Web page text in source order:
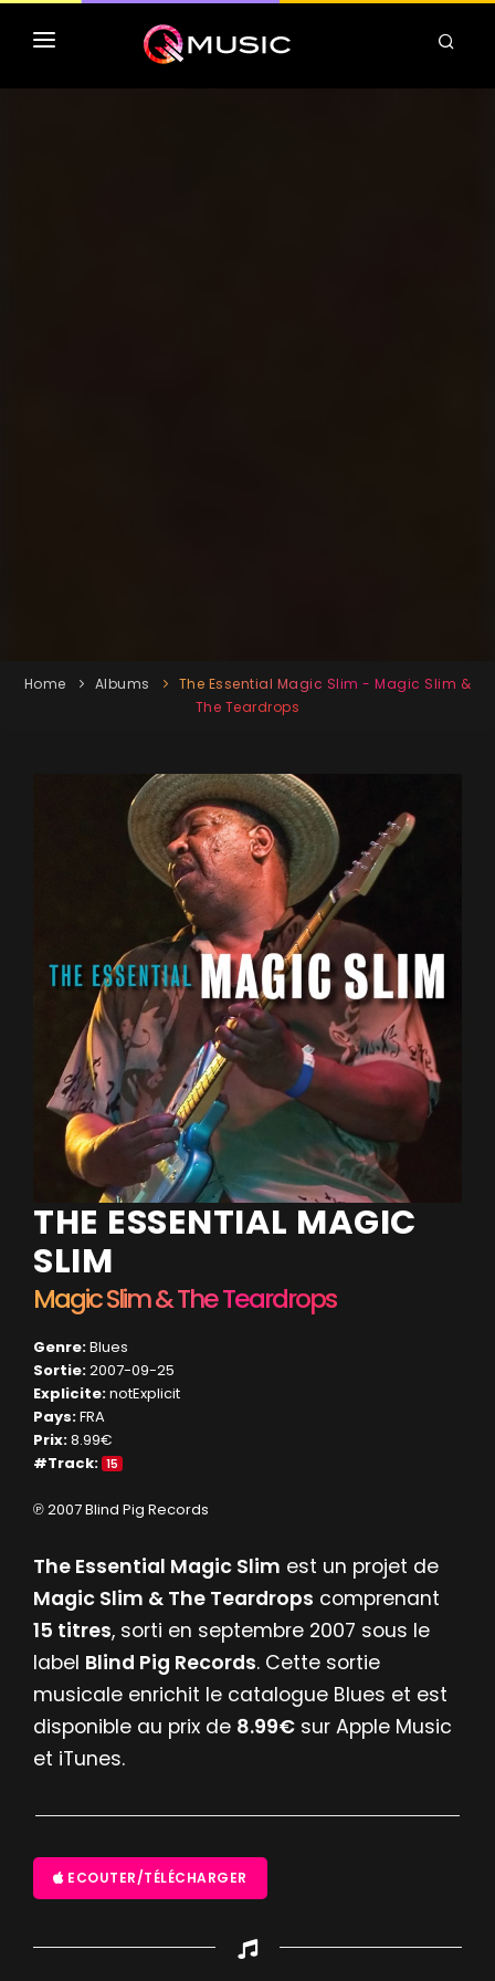
TOP MP3 ITUNES
Home Albums
The Essential Magic Slim - Magic Slim &
The Teardrops
THE ESSENTIAL MAGIC
SLIM
Magic Slim & The Teardrops
Genre:Blues
Sortie:2007-09-25
Explicite:notExplicit
Pays:FRA
Prix:8.99€
#Track: 15
℗ 2007 Blind Pig Records
The Essential Magic Slim est un projet de
Magic Slim & The Teardrops comprenant
15 titres, sorti en septembre 2007 sous le
label Blind Pig Records. Cette sortie
musicale enrichit le catalogue Blues et est
disponible au prix de 8.99€ sur Apple Music
et iTunes.
ECOUTER/TÉLÉCHARGER